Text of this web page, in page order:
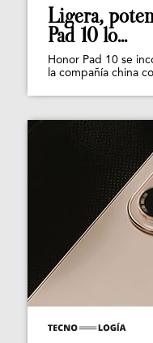
Ligera,
Pad 10 lo...
Honor Pad 10 se
la compañía china